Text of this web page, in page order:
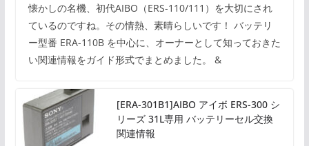
懐かしの名機、初代AIBO（ERS-110/111）を大切にされ
ているのですね。その情熱、素晴らしいです！ バッテリ
ー型番 ERA-110B を中心に、オーナーとして知っておきた
い関連情報をガイド形式でまとめました。 &
[ERA-301B1]AIBO アイボ ERS-300 シ
リーズ 31L専用 バッテリーセル交換
関連情報